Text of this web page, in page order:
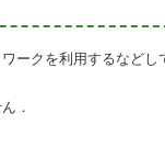
ークを利用するなど
．